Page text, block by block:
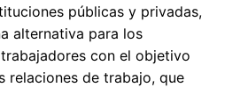
públicas y privadas,
alternativa para los
con el objetivo
relaciones de trabajo, que